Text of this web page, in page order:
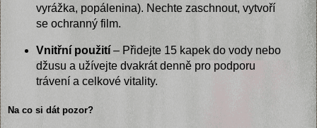
vyrážka, popálenina). Nechte zaschnout, vytvoří
se ochranný film.
Vnitřní použití– Přidejte 15 kapek do vody nebo
džusu a užívejte dvakrát denně pro podporu
trávení a celkové vitality.
Na co si dát pozor?